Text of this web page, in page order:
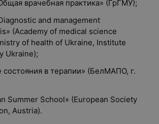
врачебная практика» (ГрГМУ);
and management
(Academy of medical science
of health of Ukraine, Institute
Ukraine);
в терапии» (БелМАПО, г.
Summer School» (European Society
Austria).